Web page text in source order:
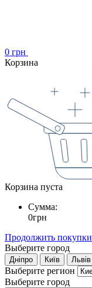
0 грн
Корзина
Корзина пуста
Сумма:
0грн
Продолжить покупки
Выберите город
Дніпро Київ Львів
Выберите регион
Выберите город